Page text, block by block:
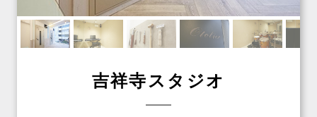
吉祥寺スタジオ